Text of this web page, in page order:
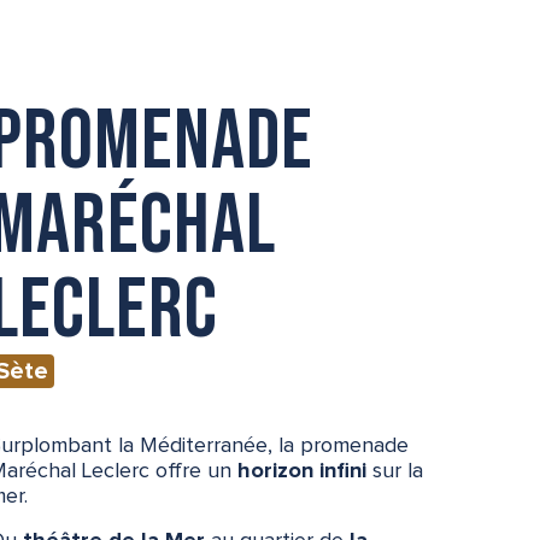
la Méditerranée, la promenade
Leclerc offre un horizon infini sur la